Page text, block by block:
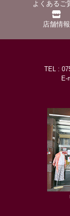
よくあるご
店舗情報
TEL :
E-